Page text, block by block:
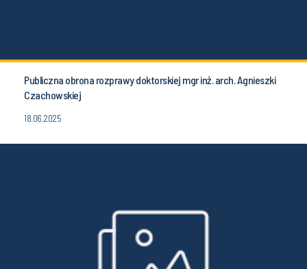
Publiczna obrona rozprawy doktorskiej mgr inż. arch. Agnieszki
Czachowskiej
18.06.2025